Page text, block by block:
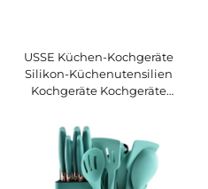
USSE Küchen-Kochgeräte
Silikon-Küchenutensilien
Kochgeräte Kochgeräte